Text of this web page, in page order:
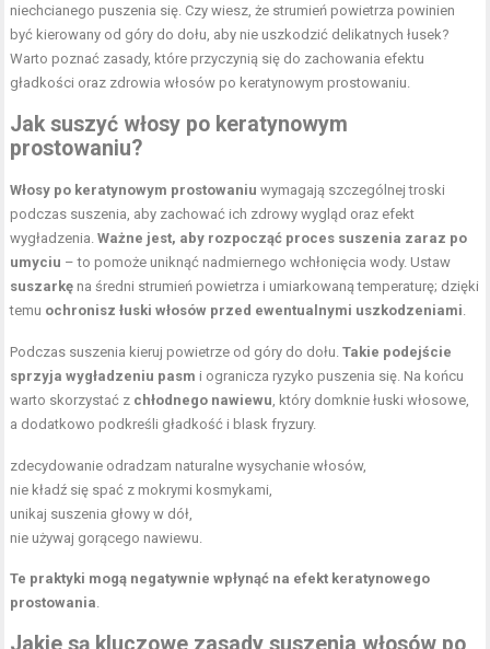
niechcianego puszenia się. Czy wiesz, że strumień powietrza powinien
być kierowany od góry do dołu, aby nie uszkodzić delikatnych łusek?
Warto poznać zasady, które przyczynią się do zachowania efektu
gładkości oraz zdrowia włosów po keratynowym prostowaniu.
Jak suszyć włosy po keratynowym
prostowaniu?
Włosy po keratynowym prostowaniu wymagają szczególnej troski
podczas suszenia, aby zachować ich zdrowy wygląd oraz efekt
wygładzenia.Ważne jest, aby rozpocząć proces suszenia zaraz po
umyciu – to pomoże uniknąć nadmiernego wchłonięcia wody. Ustaw
suszarkę na średni strumień powietrza i umiarkowaną temperaturę; dzięki
temu ochronisz łuski włosów przed ewentualnymi uszkodzeniami
Podczas suszenia kieruj powietrze od góry do dołu.Takie podejście
sprzyja wygładzeniu pasm i ogranicza ryzyko puszenia się. Na końcu
warto skorzystać z chłodnego nawiewu , który domknie łuski włosowe,
a dodatkowo podkreśli gładkość i blask fryzury.
zdecydowanie odradzam naturalne wysychanie włosów,
nie kładź się spać z mokrymi kosmykami,
unikaj suszenia głowy w dół,
nie używaj gorącego nawiewu.
Te praktyki mogą negatywnie wpłynąć na efekt keratynowego
prostowania
Jakie są kluczowe zasady suszenia włosów po